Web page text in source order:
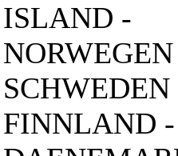
ISLAND -
SCHWEDEN
FINNLAND -